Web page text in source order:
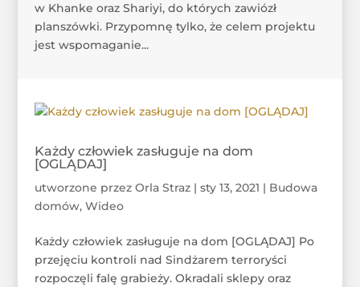
w Khanke oraz Shariyi, do których zawiózł
planszówki. Przypomnę tylko, że celem projektu
jest wspomaganie...
Każdy człowiek zasługuje na dom
[OGLĄDAJ]
utworzone przez Orla Straz| sty 13, 2021 | Budowa
domów, Wideo
Każdy człowiek zasługuje na dom [OGLĄDAJ] Po
przejęciu kontroli nad Sindżarem terroryści
rozpoczęli falę grabieży. Okradali sklepy oraz